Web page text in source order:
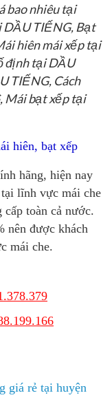
bao nhiêu tại
DẦU TIẾNG, Bạt
hiên mái xếp tại
định tại DẦU
TIẾNG, Cách
Mái bạt xếp tại
hiên, bạt xếp
hãng, hiện nay
lĩnh vực mái che
toàn cả nước.
nên được khách
mái che.
giá rẻ tại huyện